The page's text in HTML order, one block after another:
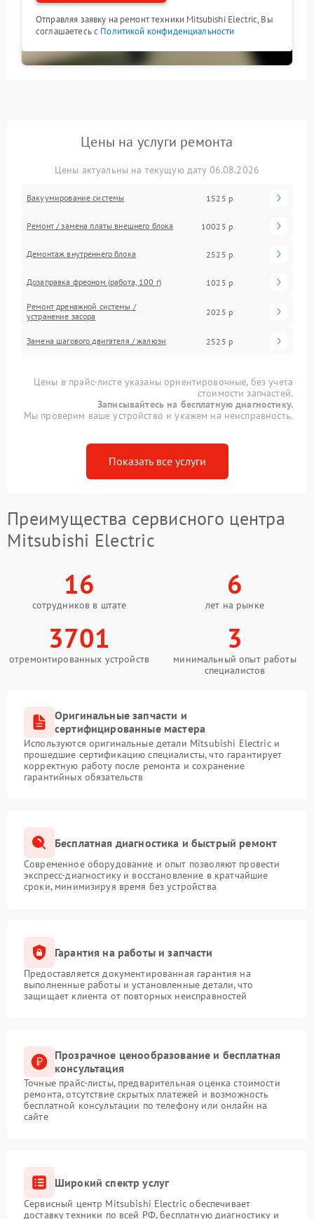
Отправляя заявку на ремонт техники Mitsubishi Electric, Вы
соглашаетесь с Политикой конфиденциальности
Цены на услуги ремонта
Цены актуальны на текущую дату 06.08.2026
Вакуумирование системы 1525 р
Ремонт / замена платы внешнего блока 10025 р
Демонтаж внутреннего блока 2525 р
Дозаправка фреоном (работа, 100 г) 1025 р
Ремонт дренажной системы /
устранение засора
2025 р
Замена шагового двигателя / жалюзи 2525 р
Цены в прайс-листе указаны ориентировочные, без учета
стоимости запчастей.
Записывайтесь на бесплатную диагностику.
Мы проверим ваше устройство и укажем на неисправность.
Показать все услуги
Преимущества сервисного центра
Mitsubishi Electric
16
сотрудников в штате
6
лет на рынке
3701
отремонтированных устройств
3
минимальный опыт работы
специалистов
Оригинальные запчасти и
сертифицированные мастера
Используются оригинальные детали Mitsubishi Electric и
прошедшие сертификацию специалисты, что гарантирует
корректную работу после ремонта и сохранение
гарантийных обязательств
Бесплатная диагностика и быстрый ремонт
Современное оборудование и опыт позволяют провести
экспресс-диагностику и восстановление в кратчайшие
сроки, минимизируя время без устройства
Гарантия на работы и запчасти
Предоставляется документированная гарантия на
выполненные работы и установленные детали, что
защищает клиента от повторных неисправностей
Прозрачное ценообразование и бесплатная
консультация
Точные прайс-листы, предварительная оценка стоимости
ремонта, отсутствие скрытых платежей и возможность
бесплатной консультации по телефону или онлайн на
сайте
Широкий спектр услуг
Сервисный центр Mitsubishi Electric обеспечивает
доставку техники по всей РФ, бесплатную диагностику и